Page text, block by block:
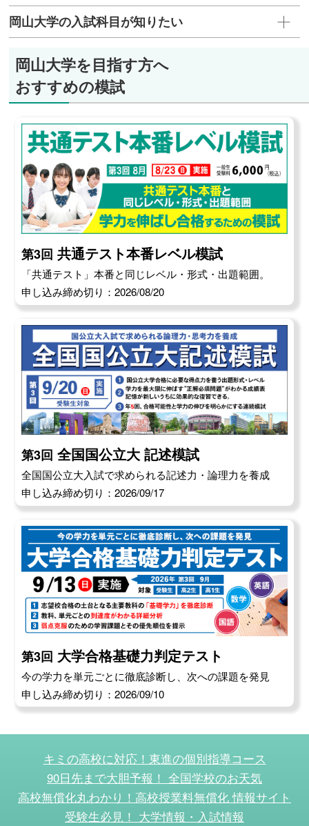
岡山大学の入試科目が知りたい
岡山大学を目指す方へ
おすすめの模試
第3回 共通テスト本番レベル模試
「共通テスト」本番と同じレベル・形式・出題範囲。
申し込み締め切り：2026/08/20
第3回 全国国公立大 記述模試
全国国公立大入試で求められる記述力・論理力を養成
申し込み締め切り：2026/09/17
第3回 大学合格基礎力判定テスト
今の学力を単元ごとに徹底診断し、次への課題を発見
申し込み締め切り：2026/09/10
キミの高校に対応！東進の個別指導コース
90日先まで大胆予報！ 全国学校のお天気
高校無償化丸わかり！高校授業料無償化 情報サイト
受験生必見！ 大学情報・入試情報